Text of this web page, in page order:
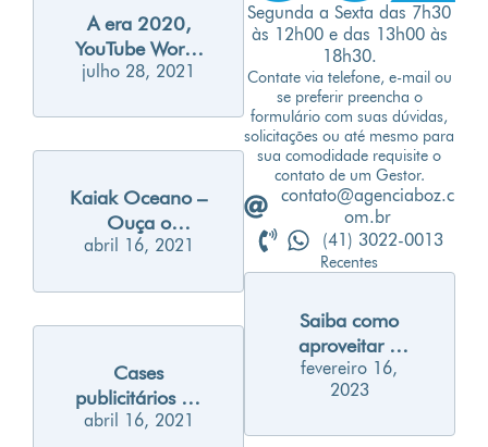
A era 2020,
YouTube Works
e os melhores
publicitários
julho 28, 2021
Kaiak Oceano –
Ouça o
chamado do
abril 16, 2021
Cases
publicitários de
sucesso –
abril 16, 2021
Segunda a Sexta das 7h30
às 12h00 e das 13h00 às
18h30.
Contate via telefone, e-mail ou
se preferir preencha o
formulário com suas dúvidas,
solicitações ou até mesmo para
sua comodidade requisite o
contato de um Gestor.
contato@agenciaboz.c
om.br
(41) 3022-0013
Recentes
Saiba como
aproveitar o
carnaval para
gerar
fevereiro 16,
2023